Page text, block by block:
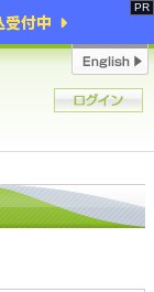
受付中